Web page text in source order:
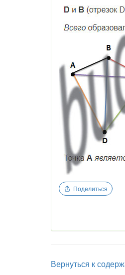
Поделиться
Вернуться к